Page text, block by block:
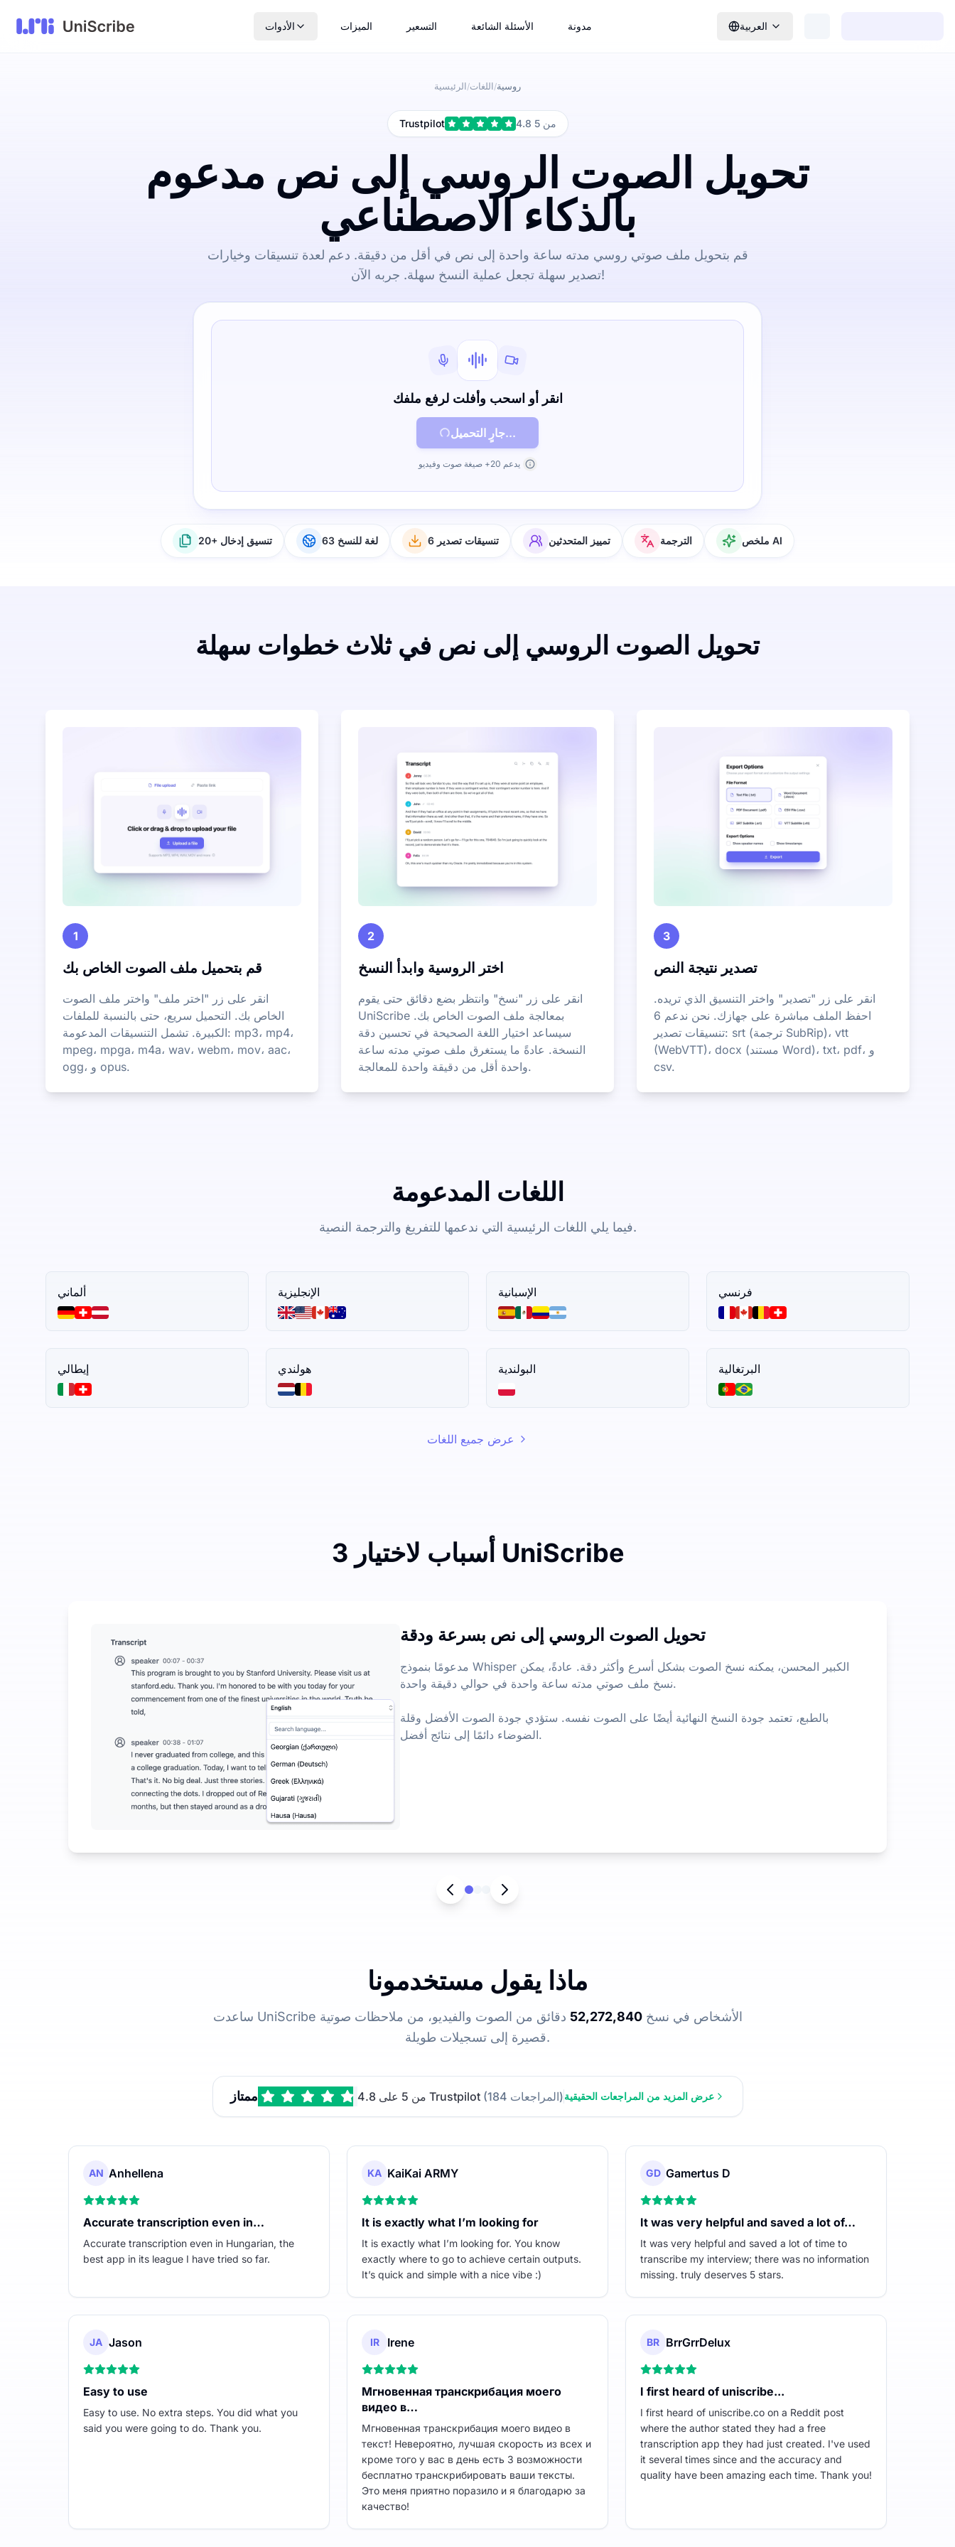
الأدوات الميزات التسعير الأسئلة الشائعة مدونة العربية
الرئيسية/اللغات/روسية
Trustpilot 4.8 من 5
تحويل الصوت الروسي إلى نص مدعوم
بالذكاء الاصطناعي
قم بتحويل ملف صوتي روسي مدته ساعة واحدة إلى نص في أقل من دقيقة. دعم لعدة تنسيقات وخيارات
تصدير سهلة تجعل عملية النسخ سهلة. جربه الآن!
انقر أو اسحب وأفلت لرفع ملفك
جارٍ التحميل...
يدعم 20+ صيغة صوت وفيديو
20+ تنسيق إدخال 63 لغة للنسخ 6 تنسيقات تصدير تمييز المتحدثين الترجمة ملخص AI
تحويل الصوت الروسي إلى نص في ثلاث خطوات سهلة
1
قم بتحميل ملف الصوت الخاص بك
انقر على زر "اختر ملف" واختر ملف الصوت
الخاص بك. التحميل سريع، حتى بالنسبة للملفات
الكبيرة. تشمل التنسيقات المدعومة: mp3، mp4،
mpeg، mpga، m4a، wav، webm، mov، aac،
ogg، و opus.
2
اختر الروسية وابدأ النسخ
انقر على زر "نسخ" وانتظر بضع دقائق حتى يقوم
UniScribe بمعالجة ملف الصوت الخاص بك.
سيساعد اختيار اللغة الصحيحة في تحسين دقة
النسخة. عادةً ما يستغرق ملف صوتي مدته ساعة
واحدة أقل من دقيقة واحدة للمعالجة.
3
تصدير نتيجة النص
انقر على زر "تصدير" واختر التنسيق الذي تريده.
احفظ الملف مباشرة على جهازك. نحن ندعم 6
تنسيقات تصدير: srt (ترجمة SubRip)، vtt
(WebVTT)، docx (مستند Word)، txt، pdf، و
csv.
اللغات المدعومة
فيما يلي اللغات الرئيسية التي ندعمها للتفريغ والترجمة النصية.
ألماني الإنجليزية الإسبانية فرنسي
إيطالي هولندي البولندية البرتغالية
عرض جميع اللغات
3 أسباب لاختيار UniScribe
ميزات الذكاء الاصطناعي الإضافية متاحة بخلاف تحويل الصوت إلى نص تحويل الصوت الروسي إلى نص بسرعة ودقة
مدعومًا بنموذج Whisper الكبير المحسن، يمكنه نسخ الصوت بشكل أسرع وأكثر دقة. عادةً، يمكن
نسخ ملف صوتي مدته ساعة واحدة في حوالي دقيقة واحدة.
بالطبع، تعتمد جودة النسخ النهائية أيضًا على الصوت نفسه. ستؤدي جودة الصوت الأفضل وقلة
الضوضاء دائمًا إلى نتائج أفضل.
ماذا يقول مستخدمونا
ساعدت UniScribe الأشخاص في نسخ52,272,840 دقائق من الصوت والفيديو، من ملاحظات صوتية
قصيرة إلى تسجيلات طويلة.
ممتاز 4.8 من 5 على Trustpilot (184 المراجعات)عرض المزيد من المراجعات الحقيقية
AN Anhellena
Accurate transcription even in…
Accurate transcription even in Hungarian, the
best app in its league I have tried so far.
KA KaiKai ARMY
It is exactly what I’m looking for
It is exactly what I’m looking for. You know
exactly where to go to achieve certain outputs.
It’s quick and simple with a nice vibe :)
GD Gamertus D
It was very helpful and saved a lot of…
It was very helpful and saved a lot of time to
transcribe my interview; there was no information
missing. truly deserves 5 stars.
JA Jason
Easy to use
Easy to use. No extra steps. You did what you
said you were going to do. Thank you.
IR Irene
Мгновенная транскрибация моего
видео в…
Мгновенная транскрибация моего видео в
текст! Невероятно, лучшая скорость из всех и
кроме того у вас в день есть 3 возможности
бесплатно транскрибировать ваши тексты.
Это меня приятно поразило и я благодарю за
качество!
BR BrrGrrDelux
I first heard of uniscribe...
I first heard of uniscribe.co on a Reddit post
where the author stated they had a free
transcription app they had just created. I've used
it several times since and the accuracy and
quality have been amazing each time. Thank you!